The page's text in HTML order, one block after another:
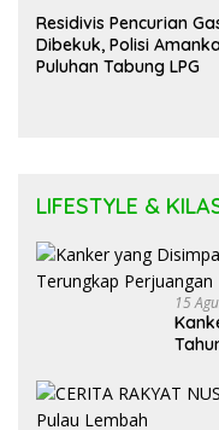
Residivis Pencurian
Dibekuk, Polisi
Puluhan Tabung LPG
LIFESTYLE &
15